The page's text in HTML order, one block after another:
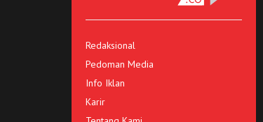
Redaksional
Pedoman Media
Info Iklan
Karir